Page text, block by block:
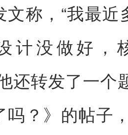
文称，“我最
计没做好，
还转发了一
吗？》的帖子